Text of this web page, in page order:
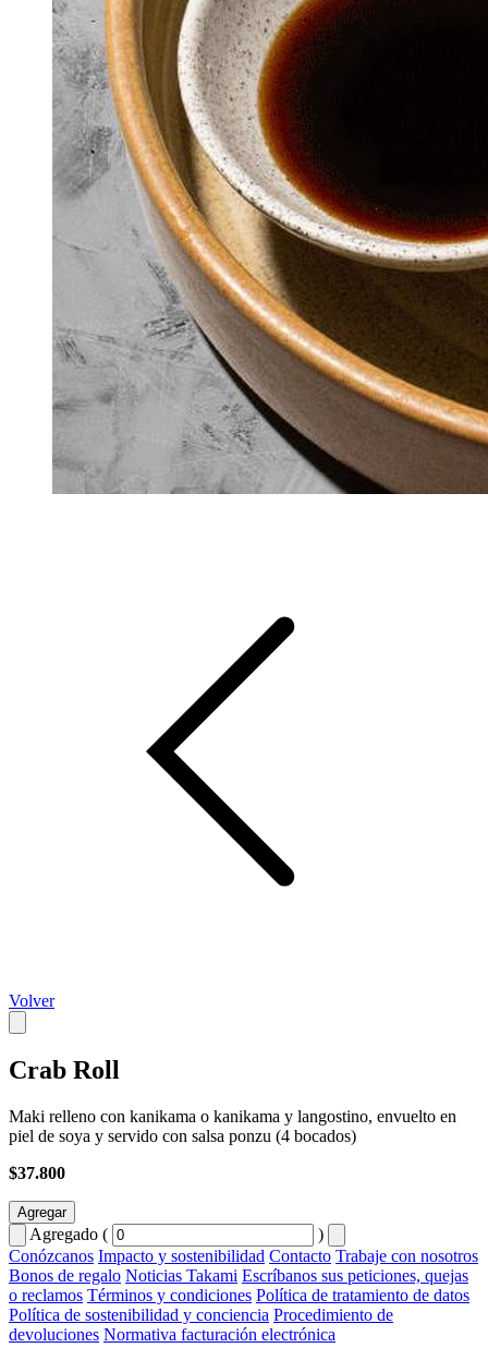
Volver
Crab Roll
Maki relleno con kanikama o kanikama y langostino, envuelto en
piel de soya y servido con salsa ponzu (4 bocados)
$37.800
Agregar
Agregado (
)
Conózcanos Impacto y sostenibilidad Contacto Trabaje con nosotros
Bonos de regalo Noticias Takami Escríbanos sus peticiones, quejas
o reclamos Términos y condiciones Política de tratamiento de datos
Política de sostenibilidad y conciencia Procedimiento de
devoluciones Normativa facturación electrónica